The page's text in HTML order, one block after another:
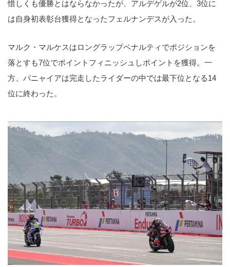
惜しくも優勝とはならなかったが、アルデゲルが2位、3位に
は自身初表彰台獲得となったフェルナンデスが入った。
マルク・マルケスはロングラップペナルティでポジションを
落とすも7位でポイントフィニッシュしポイントを獲得。一
方、バニャイアは完走したライダーの中では最下位となる14
位に終わった。